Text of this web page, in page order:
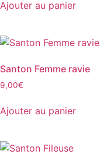
choisies
la
du
produit
Ajouter au panier
Santon Femme ravie
9,00€
Ajouter au panier